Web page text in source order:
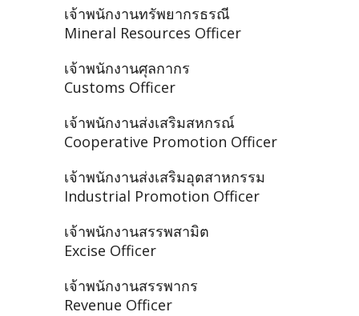
เจ้าพนักงานทรัพยากรธรณี
Mineral Resources Officer
เจ้าพนักงานศุลกากร
Customs Officer
เจ้าพนักงานส่งเสริมสหกรณ์
Cooperative Promotion Officer
เจ้าพนักงานส่งเสริมอุตสาหกรรม
Industrial Promotion Officer
เจ้าพนักงานสรรพสามิต
Excise Officer
เจ้าพนักงานสรรพากร
Revenue Officer